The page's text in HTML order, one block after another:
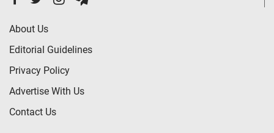
About Us
Editorial Guidelines
Privacy Policy
Advertise With Us
Contact Us